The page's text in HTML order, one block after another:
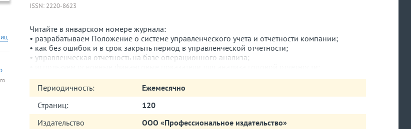
ISSN: 2220-8623
Читайте в январском номере журнала:
• разрабатываем Положение о системе управленческого учета и отчетности компании;
• как без ошибок и в срок закрыть период в управленческой отчетности;
• управленческая отчетность на базе операционного анализа;
компании: БДР или БДДС;
• почему чистая прибыль в отчетности не равна средствам на расчетных счетах компании;
• управленческая отчетность и анализ продаж в Excel-модели с Power Query;
• анализ доходов и расходов по данным управленческой отчетности;
• анализ управленческой отчетности по итогам года в бюджетной организации.
Периодичность:
Ежемесячно
Страниц:
120
Издательство
ООО «Профессиональное издательство»